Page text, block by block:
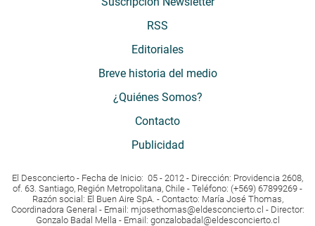
RSS
Editoriales
Breve historia del medio
¿Quiénes Somos?
Contacto
Publicidad
El Desconcierto - Fecha de Inicio: 05 - 2012 - Dirección: Providencia 2608,
of. 63. Santiago, Región Metropolitana, Chile - Teléfono: (+569) 67899269 -
Razón social: El Buen Aire SpA. - Contacto: María José Thomas,
Coordinadora General - Email: mjosethomas@eldesconcierto.cl - Director:
Gonzalo Badal Mella - Email: gonzalobadal@eldesconcierto.cl